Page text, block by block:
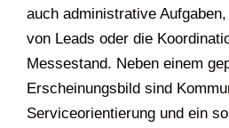
auch administrative
von Leads oder die
Messestand. Neben einem
Erscheinungsbild sind
Serviceorientierung und ein